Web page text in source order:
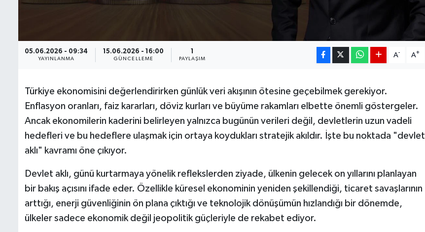
05.06.2026 - 09:34
YAYINLANMA
15.06.2026 - 16:00
GÜNCELLEME PAYLAŞIM
A- A+
Türkiye ekonomisini değerlendirirken günlük veri akışının ötesine geçebilmek gerekiyor.
Enflasyon oranları, faiz kararları, döviz kurları ve büyüme rakamları elbette önemli göstergeler.
Ancak ekonomilerin kaderini belirleyen yalnızca bugünün verileri değil, devletlerin uzun vadeli
hedefleri ve bu hedeflere ulaşmak için ortaya koydukları stratejik akıldır. İşte bu noktada "devlet
aklı" kavramı öne çıkıyor.
Devlet aklı, günü kurtarmaya yönelik reflekslerden ziyade, ülkenin gelecek on yıllarını planlayan
bir bakış açısını ifade eder. Özellikle küresel ekonominin yeniden şekillendiği, ticaret savaşlarının
arttığı, enerji güvenliğinin ön plana çıktığı ve teknolojik dönüşümün hızlandığı bir dönemde,
ülkeler sadece ekonomik değil jeopolitik güçleriyle de rekabet ediyor.